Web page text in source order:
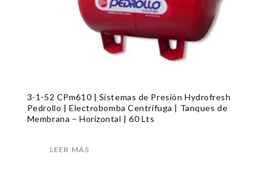
3-1-52 CPm610 | Sistemas de Presión Hydrofresh
Pedrollo | Electrobomba Centrífuga | Tanques de
Membrana – Horizontal | 60 Lts
LEER MÁS